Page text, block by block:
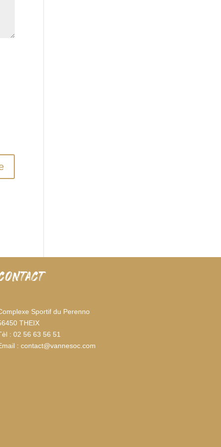
Sportif du Perenno
THEIX
: 02 56 63 56 51
: contact@vannesoc.com